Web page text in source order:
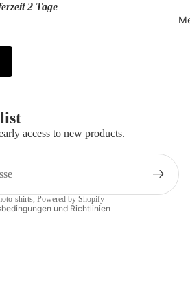
2 Tage
access to new products.
shirts, Powered by Shopify
und Richtlinien